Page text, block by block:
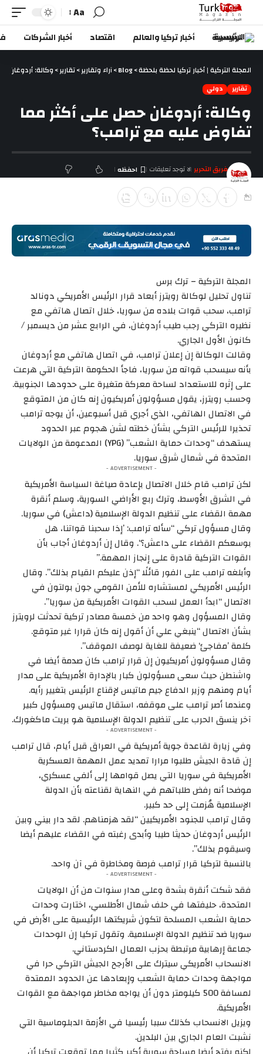
Aa
الرئيسية أخبار تركيا والعالم اقتصاد أخبار الشركات
المجلة التركية | أخبار تركيا لحظة بلحظة>
Blog
>آراء وتقارير>تقارير>وكالة: أردوغان
تقارير دولي
وكالة: أردوغان حصل على أكثر مما
تفاوض عليه مع ترامب؟
آخر تحديث ديسمبر 29, 2018 2:10 م
فريق التحرير لا توجد تعليقات
المجلة التركية – ترك برس
تناول تحليل لوكالة رويترز أبعاد قرار الرئيس الأمريكي دونالد
ترامب، سحب قوات بلاده من سوريا، خلال اتصال هاتفي مع
نظيره التركي رجب طيب أردوغان، في الرابع عشر من ديسمبر /
كانون الأول الجاري.
وقالت الوكالة إن إعلان ترامب، في اتصال هاتفي مع أردوغان
بأنه سيسحب قواته من سوريا، فاجأ الحكومة التركية التي هرعت
على إثره للاستعداد لساحة معركة متغيرة على حدودها الجنوبية.
وحسب رويترز، يقول مسؤولون أمريكيون إنه كان من المتوقع
في الاتصال الهاتفي، الذي أجري قبل أسبوعين، أن يوجه ترامب
تحذيرا للرئيس التركي بشأن خطته لشن هجوم عبر الحدود
يستهدف “وحدات حماية الشعب” (YPG) المدعومة من الولايات
المتحدة في شمال شرق سوريا.
- ADVERTISEMENT -
لكن ترامب قام خلال الاتصال بإعادة صياغة السياسة الأمريكية
في الشرق الأوسط، وترك ربع الأراضي السورية، وسلم أنقرة
مهمة القضاء على تنظيم الدولة الإسلامية (داعش) في سوريا.
وقال مسؤول تركي “سأله ترامب: ’إذا سحبنا قواتنا، هل
بوسعكم القضاء على داعش؟‘. وقال إن أردوغان أجاب بأن
القوات التركية قادرة على إنجاز المهمة.”
وأبلغه ترامب على الفور قائلًا “إذن عليكم القيام بذلك”. وقال
الرئيس الأمريكي لمستشاره للأمن القومي جون بولتون في
الاتصال “ابدأ العمل لسحب القوات الأمريكية من سوريا”.
وقال المسؤول وهو واحد من خمسة مصادر تركية تحدثت لرويترز
بشأن الاتصال “ينبغي علي أن أقول إنه كان قرارا غير متوقع.
كلمة ’مفاجئ‘ ضعيفة للغاية لوصف الموقف”.
وقال مسؤولون أمريكيون إن قرار ترامب كان صدمة أيضا في
واشنطن حيث سعى مسؤولون كبار بالإدارة الأمريكية على مدار
أيام ومنهم وزير الدفاع جيم ماتيس لإقناع الرئيس بتغيير رأيه.
وعندما أصر ترامب على موقفه، استقال ماتيس ومسؤول كبير
آخر ينسق الحرب على تنظيم الدولة الإسلامية هو بريت ماكغورك.
- ADVERTISEMENT -
وفي زيارة لقاعدة جوية أمريكية في العراق قبل أيام، قال ترامب
إن قادة الجيش طلبوا مرارا تمديد عمل المهمة العسكرية
الأمريكية في سوريا التي يصل قوامها إلى ألفي عسكري،
موضحا أنه رفض طلباتهم في النهاية لقناعته بأن الدولة
الإسلامية هُزمت إلى حد كبير.
وقال ترامب للجنود الأمريكيين “لقد هزمناهم. لقد دار بيني وبين
الرئيس أردوغان حديثا طيبا وأبدى رغبته في القضاء عليهم أيضا
وسيقوم بذلك”.
بالنسبة لتركيا قرار ترامب فرصة ومخاطرة في آن واحد.
- ADVERTISEMENT -
فقد شكت أنقرة بشدة وعلى مدار سنوات من أن الولايات
المتحدة، حليفتها في حلف شمال الأطلسي، اختارت وحدات
حماية الشعب المسلحة لتكون شريكتها الرئيسية على الأرض في
سوريا ضد تنظيم الدولة الإسلامية. وتقول تركيا إن الوحدات
جماعة إرهابية مرتبطة بحزب العمال الكردستاني.
الانسحاب الأمريكي سيترك على الأرجح الجيش التركي حرا في
مواجهة وحدات حماية الشعب وإبعادها عن الحدود الممتدة
لمسافة 500 كيلومتر دون أن يواجه مخاطر مواجهة مع القوات
الأمريكية.
ويزيل الانسحاب كذلك سببا رئيسيا في الأزمة الدبلوماسية التي
نشبت العام الجاري بين البلدين.